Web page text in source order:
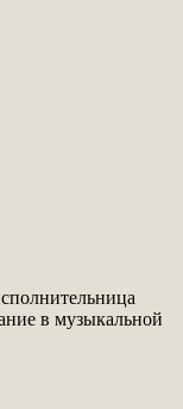
в музыкальной